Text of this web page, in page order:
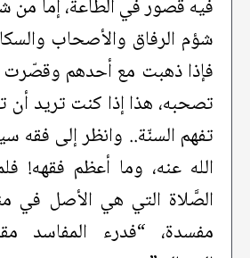
فيه قصور في الطاعة، إما من
شؤم الرفاق والأصحاب
فإذا ذهبت مع أحدهم وقصّرت
تصحبه، هذا إذا كنت تريد أن
تفهم السنّة.. وانظر إلى فقه
الله عنه، وما أعظم فقهه!
الصَّلاة التي هي الأصل في
مفسدة، “فدرء المفاسد